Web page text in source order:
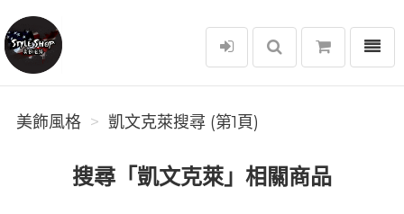
美飾風格
選單
美飾風格 凱文克萊搜尋 (第1頁)
搜尋「凱文克萊」相關商品